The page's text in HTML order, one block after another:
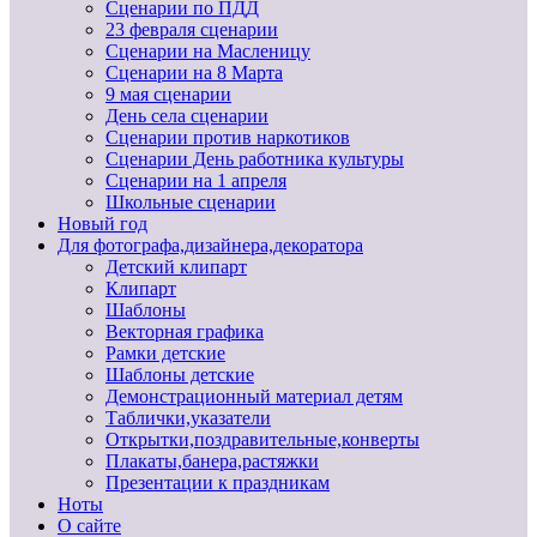
Сценарии по ПДД
23 февраля сценарии
Сценарии на Масленицу
Сценарии на 8 Марта
9 мая сценарии
День села сценарии
Сценарии против наркотиков
Сценарии День работника культуры
Сценарии на 1 апреля
Школьные сценарии
Новый год
Для фотографа,дизайнера,декоратора
Детский клипарт
Клипарт
Шаблоны
Векторная графика
Рамки детские
Шаблоны детские
Демонстрационный материал детям
Таблички,указатели
Открытки,поздравительные,конверты
Плакаты,банера,растяжки
Презентации к праздникам
Ноты
О сайте